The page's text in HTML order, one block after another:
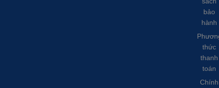
bảo
hành
thức
thanh
toán
Chính